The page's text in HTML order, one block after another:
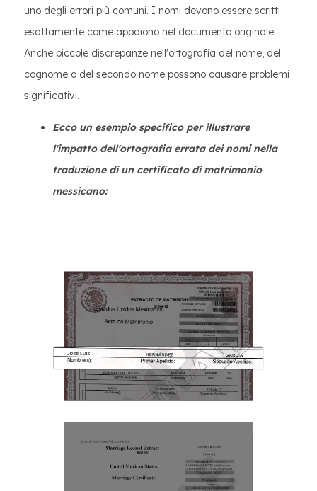
uno degli errori più comuni. I nomi devono essere scritti
esattamente come appaiono nel documento originale.
Anche piccole discrepanze nell'ortografia del nome, del
cognome o del secondo nome possono causare problemi
significativi.
Ecco un esempio specifico per illustrare
l'impatto dell'ortografia errata dei nomi nella
traduzione di un certificato di matrimonio
messicano: